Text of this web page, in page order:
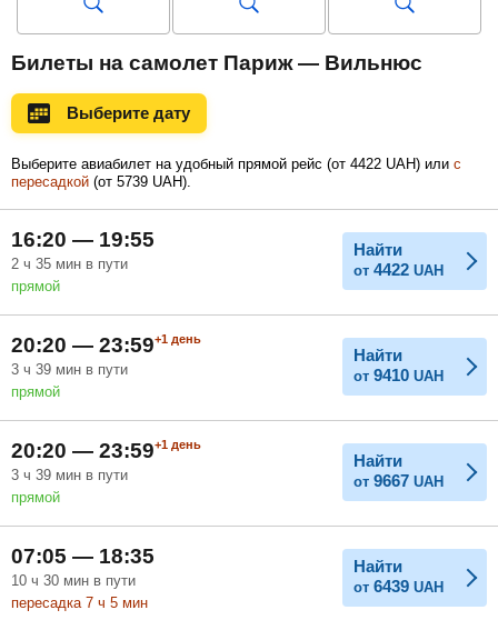
Сентябрь
Ноябрь
Билеты на самолет Париж — Вильнюс
Выберите дату
Выберите авиабилет на удобный прямой рейс (от 4422 UAH) или с
пересадкой (от 5739 UAH).
16:20 — 19:55
2 ч 35 мин в пути
прямой
Найти
от 4422 UAH
20:20 — 23:59+1 день
3 ч 39 мин в пути
прямой
Найти
от 9410 UAH
20:20 — 23:59+1 день
3 ч 39 мин в пути
прямой
Найти
от 9667 UAH
07:05 — 18:35
10 ч 30 мин в пути
пересадка 7 ч 5 мин
Найти
от 6439 UAH